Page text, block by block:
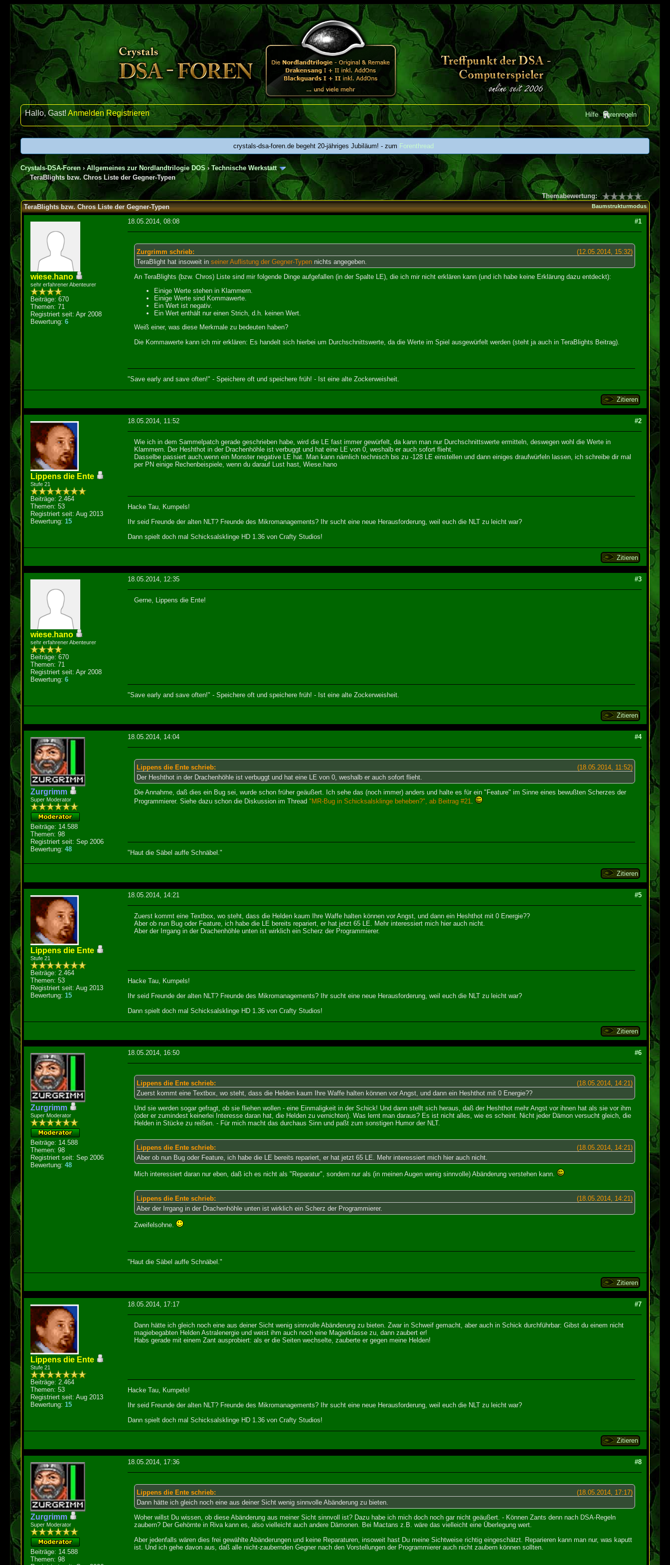
Hilfe Forenregeln
Hallo, Gast!Anmelden Registrieren
crystals-dsa-foren.de begeht 20-jähriges Jubiläum! - zum Forenthread
Crystals-DSA-Foren ›Allgemeines zur Nordlandtrilogie DOS ›Technische Werkstatt
TeraBlights bzw. Chros Liste der Gegner-Typen
Themabewertung:
0 Bewertung(en) - 0 im Durchschnitt
Baumstrukturmodus
TeraBlights bzw. Chros Liste der Gegner-Typen
wiese.hano
sehr erfahrener Abenteurer
Beiträge: 670
Themen: 71
Registriert seit: Apr 2008
Bewertung: 6
#1
18.05.2014, 08:08
(12.05.2014, 15:32)
Zurgrimm schrieb:
TeraBlight hat insoweit in seiner Auflistung der Gegner-Typennichts angegeben.
An TeraBlights (bzw. Chros) Liste sind mir folgende Dinge aufgefallen (in der Spalte LE), die ich mir nicht erklären kann (und ich habe keine Erklärung dazu entdeckt):
Einige Werte stehen in Klammern.
Einige Werte sind Kommawerte.
Ein Wert ist negativ.
Ein Wert enthält nur einen Strich, d.h. keinen Wert.
Weiß einer, was diese Merkmale zu bedeuten haben?
Die Kommawerte kann ich mir erklären: Es handelt sich hierbei um Durchschnittswerte, da die Werte im Spiel ausgewürfelt werden (steht ja auch in TeraBlights Beitrag).
"Save early and save often!" - Speichere oft und speichere früh! - Ist eine alte Zockerweisheit.
Zitieren
Lippens die Ente
Stufe 21
Beiträge: 2.464
Themen: 53
Registriert seit: Aug 2013
Bewertung: 15
#2
18.05.2014, 11:52
Wie ich in dem Sammelpatch gerade geschrieben habe, wird die LE fast immer gewürfelt, da kann man nur Durchschnittswerte ermitteln, deswegen wohl die Werte in
Klammern. Der Heshthot in der Drachenhöhle ist verbuggt und hat eine LE von 0, weshalb er auch sofort flieht.
Dasselbe passiert auch,wenn ein Monster negative LE hat. Man kann nämlich technisch bis zu -128 LE einstellen und dann einiges draufwürfeln lassen, ich schreibe dir mal
per PN einige Rechenbeispiele, wenn du darauf Lust hast, Wiese.hano
Hacke Tau, Kumpels!
Ihr seid Freunde der alten NLT? Freunde des Mikromanagements? Ihr sucht eine neue Herausforderung, weil euch die NLT zu leicht war?
Dann spielt doch mal Schicksalsklinge HD 1.36 von Crafty Studios!
Zitieren
wiese.hano
sehr erfahrener Abenteurer
Beiträge: 670
Themen: 71
Registriert seit: Apr 2008
Bewertung: 6
#3
18.05.2014, 12:35
Gerne, Lippens die Ente!
"Save early and save often!" - Speichere oft und speichere früh! - Ist eine alte Zockerweisheit.
Zitieren
Zurgrimm
Super Moderator
Beiträge: 14.588
Themen: 98
Registriert seit: Sep 2006
Bewertung: 48
#4
18.05.2014, 14:04
(18.05.2014, 11:52)
Lippens die Ente schrieb:
Der Heshthot in der Drachenhöhle ist verbuggt und hat eine LE von 0, weshalb er auch sofort flieht.
Die Annahme, daß dies ein Bug sei, wurde schon früher geäußert. Ich sehe das (noch immer) anders und halte es für ein "Feature" im Sinne eines bewußten Scherzes der
Programmierer. Siehe dazu schon die Diskussion im Thread "MR-Bug in Schicksalsklinge beheben?", ab Beitrag #21.
"Haut die Säbel auffe Schnäbel."
Zitieren
Lippens die Ente
Stufe 21
Beiträge: 2.464
Themen: 53
Registriert seit: Aug 2013
Bewertung: 15
#5
18.05.2014, 14:21
Zuerst kommt eine Textbox, wo steht, dass die Helden kaum Ihre Waffe halten können vor Angst, und dann ein Heshthot mit 0 Energie??
Aber ob nun Bug oder Feature, ich habe die LE bereits repariert, er hat jetzt 65 LE. Mehr interessiert mich hier auch nicht.
Aber der Irrgang in der Drachenhöhle unten ist wirklich ein Scherz der Programmierer.
Hacke Tau, Kumpels!
Ihr seid Freunde der alten NLT? Freunde des Mikromanagements? Ihr sucht eine neue Herausforderung, weil euch die NLT zu leicht war?
Dann spielt doch mal Schicksalsklinge HD 1.36 von Crafty Studios!
Zitieren
Zurgrimm
Super Moderator
Beiträge: 14.588
Themen: 98
Registriert seit: Sep 2006
Bewertung: 48
#6
18.05.2014, 16:50
(18.05.2014, 14:21)
Lippens die Ente schrieb:
Zuerst kommt eine Textbox, wo steht, dass die Helden kaum Ihre Waffe halten können vor Angst, und dann ein Heshthot mit 0 Energie??
Und sie werden sogar gefragt, ob sie fliehen wollen - eine Einmaligkeit in der Schick! Und dann stellt sich heraus, daß der Heshthot mehr Angst vor ihnen hat als sie vor ihm
(oder er zumindest keinerlei Interesse daran hat, die Helden zu vernichten). Was lernt man daraus? Es ist nicht alles, wie es scheint. Nicht jeder Dämon versucht gleich, die
Helden in Stücke zu reißen. - Für mich macht das durchaus Sinn und paßt zum sonstigen Humor der NLT.
(18.05.2014, 14:21)
Lippens die Ente schrieb:
Aber ob nun Bug oder Feature, ich habe die LE bereits repariert, er hat jetzt 65 LE. Mehr interessiert mich hier auch nicht.
Mich interessiert daran nur eben, daß ich es nicht als "Reparatur", sondern nur als (in meinen Augen wenig sinnvolle) Abänderung verstehen kann.
(18.05.2014, 14:21)
Lippens die Ente schrieb:
Aber der Irrgang in der Drachenhöhle unten ist wirklich ein Scherz der Programmierer.
Zweifelsohne.
"Haut die Säbel auffe Schnäbel."
Zitieren
Lippens die Ente
Stufe 21
Beiträge: 2.464
Themen: 53
Registriert seit: Aug 2013
Bewertung: 15
#7
18.05.2014, 17:17
Dann hätte ich gleich noch eine aus deiner Sicht wenig sinnvolle Abänderung zu bieten. Zwar in Schweif gemacht, aber auch in Schick durchführbar: Gibst du einem nicht
magiebegabten Helden Astralenergie und weist ihm auch noch eine Magierklasse zu, dann zaubert er!
Habs gerade mit einem Zant ausprobiert: als er die Seiten wechselte, zauberte er gegen meine Helden!
Hacke Tau, Kumpels!
Ihr seid Freunde der alten NLT? Freunde des Mikromanagements? Ihr sucht eine neue Herausforderung, weil euch die NLT zu leicht war?
Dann spielt doch mal Schicksalsklinge HD 1.36 von Crafty Studios!
Zitieren
Zurgrimm
Super Moderator
Beiträge: 14.588
Themen: 98
#8
18.05.2014, 17:36
(18.05.2014, 17:17)
Lippens die Ente schrieb:
Dann hätte ich gleich noch eine aus deiner Sicht wenig sinnvolle Abänderung zu bieten.
Woher willst Du wissen, ob diese Abänderung aus meiner Sicht sinnvoll ist? Dazu habe ich mich doch noch gar nicht geäußert. - Können Zants denn nach DSA-Regeln
zaubern? Der Gehörnte in Riva kann es, also vielleicht auch andere Dämonen. Bei Mactans z.B. wäre das vielleicht eine Überlegung wert.
Aber jedenfalls wären dies frei gewählte Abänderungen und keine Reparaturen, insoweit hast Du meine Sichtweise richtig eingeschätzt. Reparieren kann man nur, was kaputt
ist. Und ich gehe davon aus, daß alle nicht-zaubernden Gegner nach den Vorstellungen der Programmierer auch nicht zaubern können sollten.